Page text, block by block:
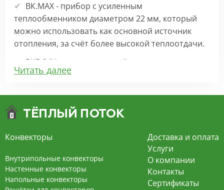
ВК.МАХ - прибор с усиленным
теплообменником диаметром 22 мм, который
можно использовать как основной источник
отопления, за счёт более высокой теплоотдачи.
ВКВ 24V – внутрипольный конвектор
отопления с вентилятором на 24В подходит для
экономит электроэнергию и бесшумно работает.
конвекцией на 220В. За счет тангенциального
вентилятора создает принудительную
конвекцию, что позволяет обогревать
помещения большой площади.
Читать далее
Конвекторы
Внутрипольные конвекторы
Настенные конвекторы
Напольные конвекторы
Доставка и оплата
Услуги
О компании
Контакты
Сертификаты